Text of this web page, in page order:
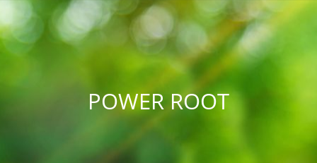
POWER ROOT